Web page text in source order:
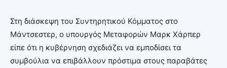
Στη διάσκεψη του Συντηρητικού Κόμματος στο
Μάντσεστερ, ο υπουργός Μεταφορών Μαρκ Χάρπερ
είπε ότι η κυβέρνηση σχεδιάζει να εμποδίσει τα
συμβούλια να επιβάλλουν πρόστιμα στους παραβάτες